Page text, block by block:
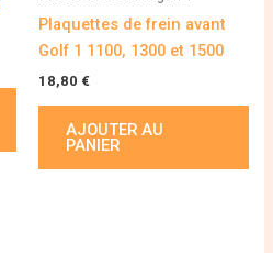
Plaquettes de frein avant
Golf 1 1100, 1300 et 1500
18,80 €
AJOUTER AU
PANIER